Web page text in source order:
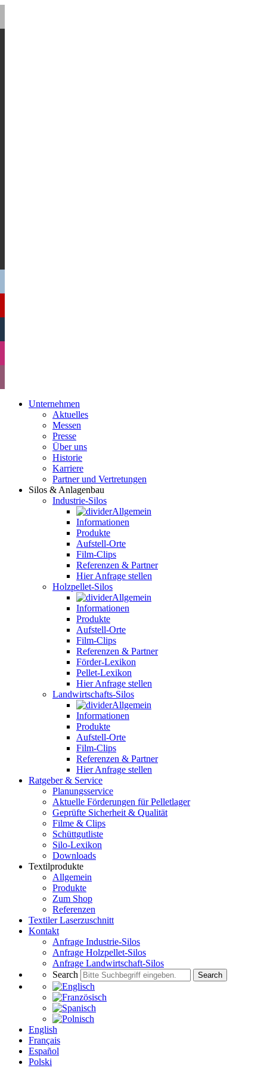
Unternehmen
Aktuelles
Messen
Presse
Über uns
Historie
Karriere
Partner und Vertretungen
Silos & Anlagenbau
Industrie-Silos
Allgemein
Informationen
Produkte
Aufstell-Orte
Film-Clips
Referenzen & Partner
Hier Anfrage stellen
Holzpellet-Silos
Allgemein
Informationen
Produkte
Aufstell-Orte
Film-Clips
Referenzen & Partner
Förder-Lexikon
Pellet-Lexikon
Hier Anfrage stellen
Landwirtschafts-Silos
Allgemein
Informationen
Produkte
Aufstell-Orte
Film-Clips
Referenzen & Partner
Hier Anfrage stellen
Ratgeber & Service
Planungsservice
Aktuelle Förderungen für Pelletlager
Geprüfte Sicherheit & Qualität
Filme & Clips
Schüttgutliste
Silo-Lexikon
Downloads
Textilprodukte
Allgemein
Produkte
Zum Shop
Referenzen
Textiler Laserzuschnitt
Kontakt
Anfrage Industrie-Silos
Anfrage Holzpellet-Silos
Anfrage Landwirtschaft-Silos
Search
Search
English
Français
Español
Polski